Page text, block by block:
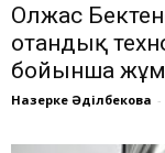
Олжас
отандық
бойынша
Назерке Әділбекова -